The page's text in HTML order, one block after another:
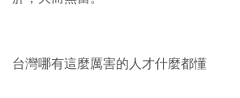
台灣哪有這麼厲害的人才什麼都懂